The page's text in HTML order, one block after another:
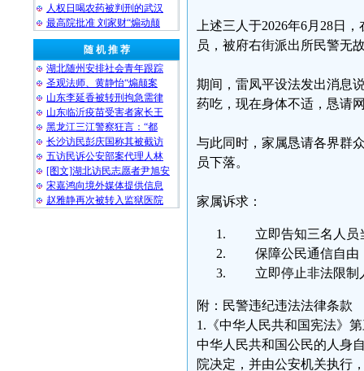
人权日喝农药被判刑的武汉
最高院批准 刘家财“煽动颠
随 机 推 荐
湖北随州安排社会青年跟踪
圣观法师、黄静怡“煽颠案
山东李延香被转刑拘急需律
山东临沂疫苗受害者家长王
黑龙江三江警察狂言：“都
长沙访民彭庆国称其被截访
五访民诉公安部案代理人林
[图文]湖北访民志愿者尹旭安
宋嘉鸿向境外媒体提供信息
赵雅静再次被转入监狱医院
上述三人于2026年6月28日
员，被府右街派出所民警无
期间，雷凤平设法发出消息
药吃，现在身体不适，恳请
与此同时，家属恳请各界群
员下落。
家属诉求：
立即告知三名人员
保障公民通信自由
立即停止非法限
附：民警违纪违法法律条款
1.《中华人民共和国宪法》
中华人民共和国公民的人身
院决定，并由公安机关执行